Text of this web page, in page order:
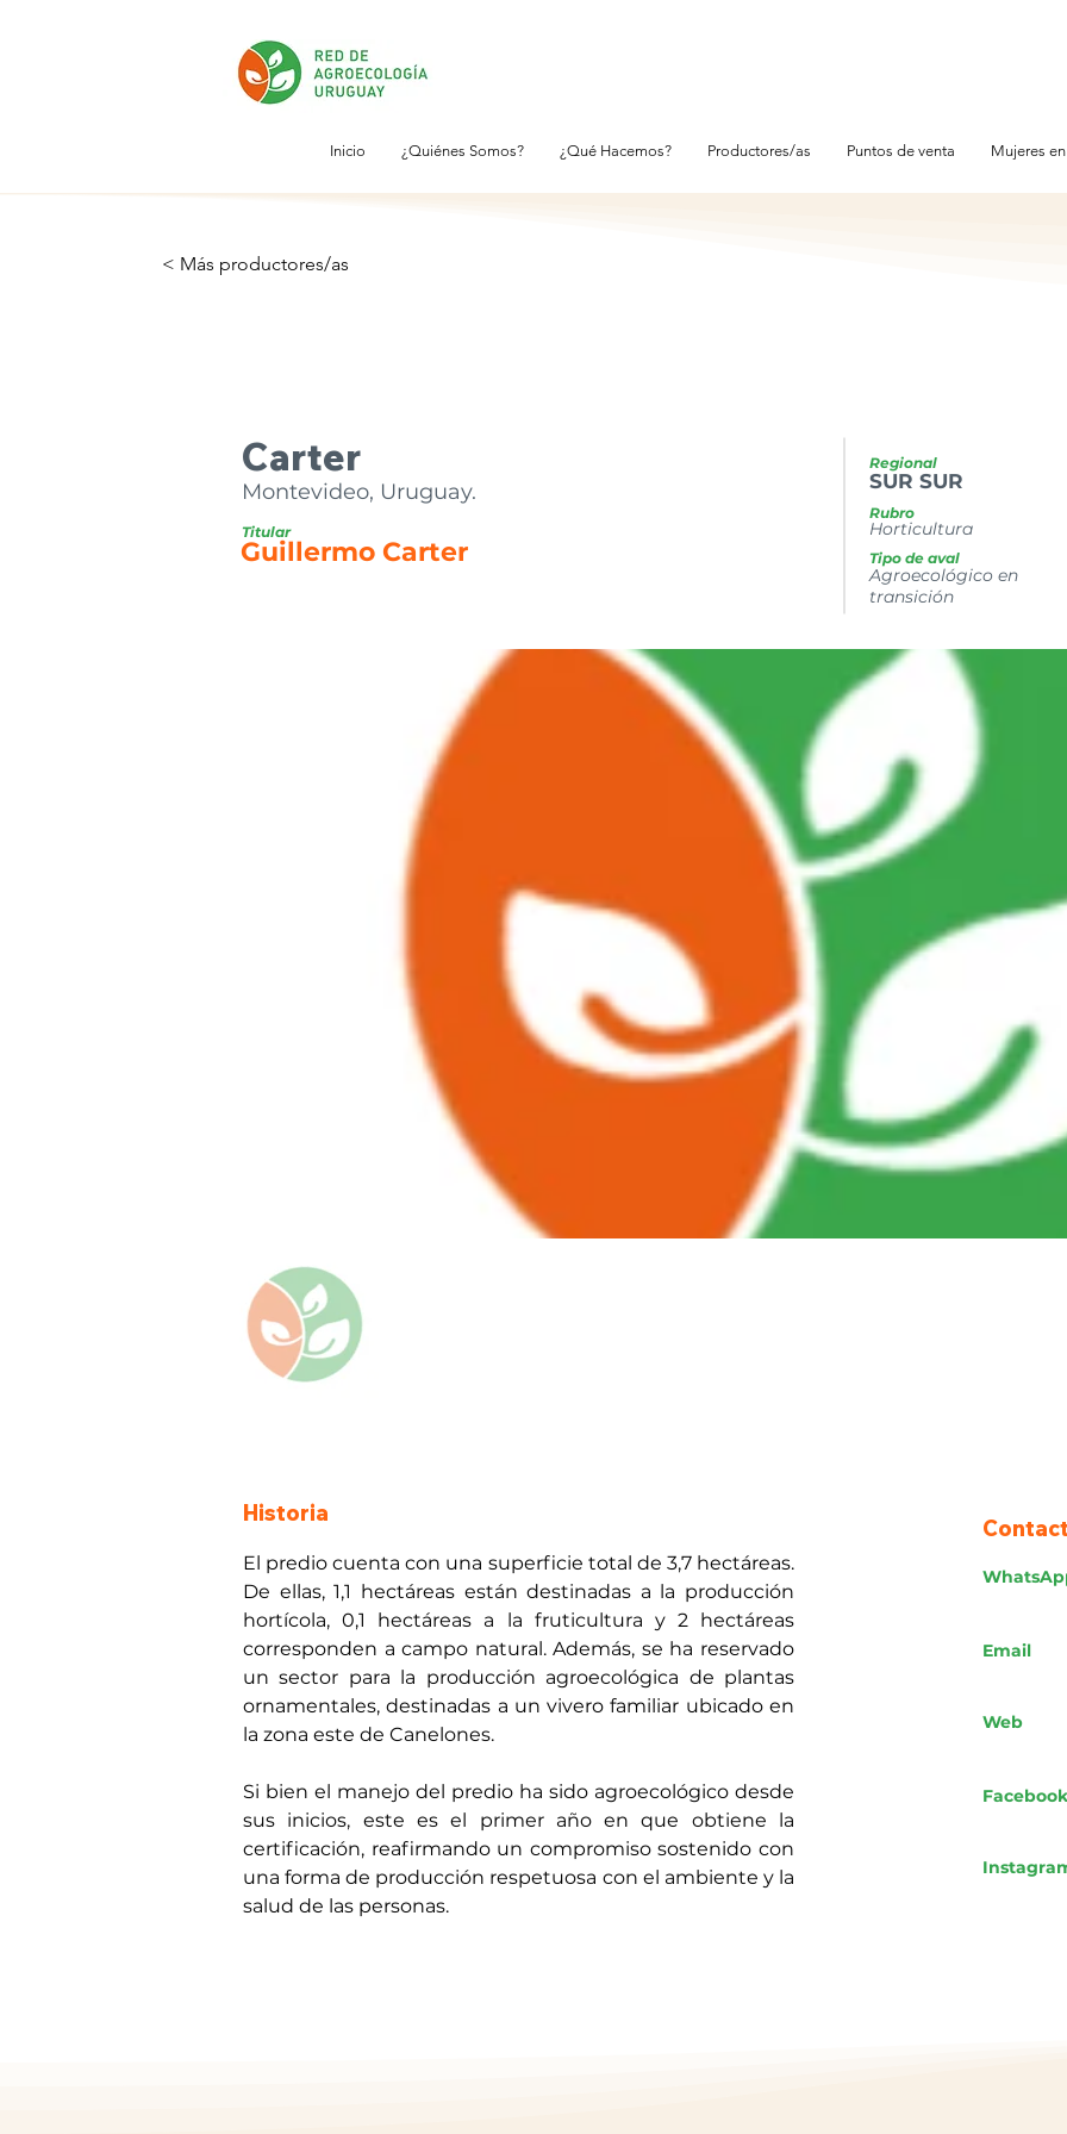
Inicio ¿Quiénes Somos? ¿Qué Hacemos? Productores/as Puntos de venta Mujeres
< Más productores/as
Carter
Montevideo, Uruguay.
Guillermo Carter
Titular
SUR SUR
Regional
Horticultura
Rubro
Tipo de aval
Agroecológico en
transición
Historia
El predio cuenta con una superficie total de 3,7 hectáreas.
De ellas, 1,1 hectáreas están destinadas a la producción
hortícola, 0,1 hectáreas a la fruticultura y 2 hectáreas
corresponden a campo natural. Además, se ha reservado
un sector para la producción agroecológica de plantas
ornamentales, destinadas a un vivero familiar ubicado en
la zona este de Canelones.
Si bien el manejo del predio ha sido agroecológico desde
sus inicios, este es el primer año en que obtiene la
certificación, reafirmando un compromiso sostenido con
una forma de producción respetuosa con el ambiente y la
salud de las personas.
Email
Web
Facebook